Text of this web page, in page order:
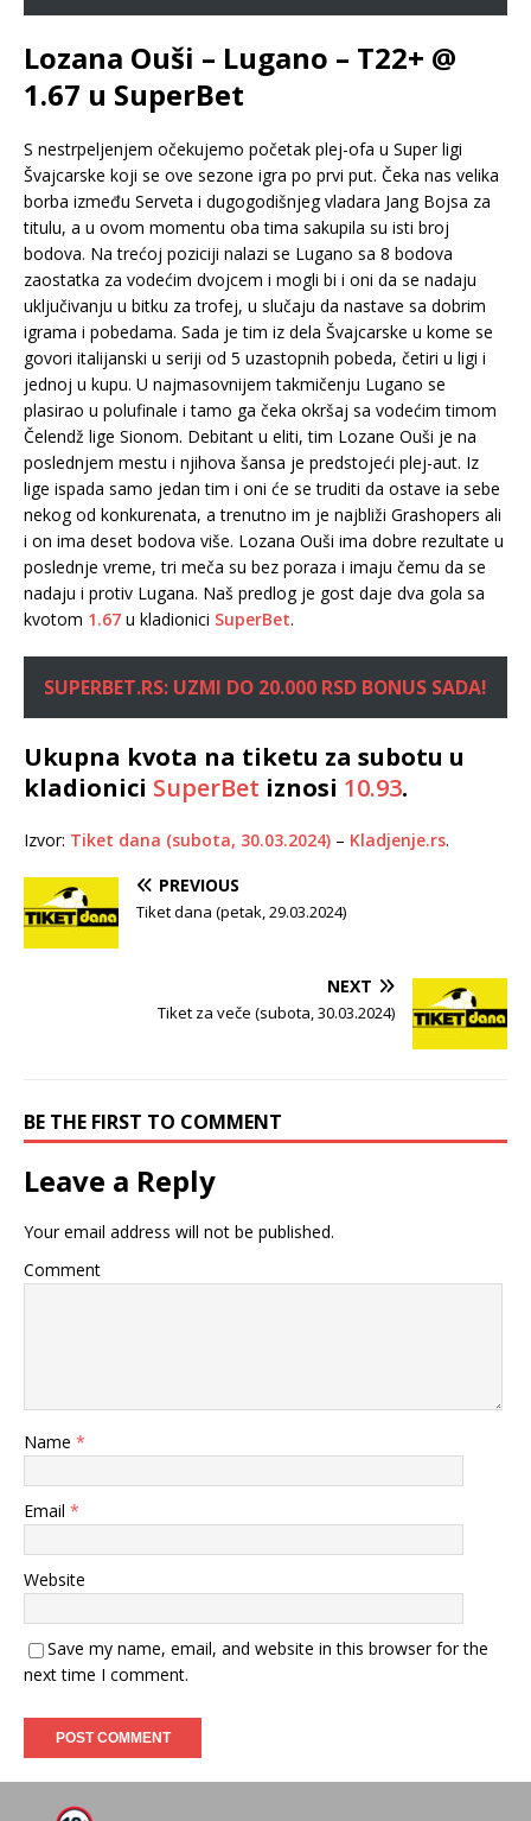
Lozana Ouši – Lugano – T22+ @
1.67 u SuperBet
S nestrpeljenjem očekujemo početak plej-ofa u Super ligi
Švajcarske koji se ove sezone igra po prvi put. Čeka nas velika
borba između Serveta i dugogodišnjeg vladara Jang Bojsa za
titulu, a u ovom momentu oba tima sakupila su isti broj
bodova. Na trećoj poziciji nalazi se Lugano sa 8 bodova
zaostatka za vodećim dvojcem i mogli bi i oni da se nadaju
uključivanju u bitku za trofej, u slučaju da nastave sa dobrim
igrama i pobedama. Sada je tim iz dela Švajcarske u kome se
govori italijanski u seriji od 5 uzastopnih pobeda, četiri u ligi i
jednoj u kupu. U najmasovnijem takmičenju Lugano se
plasirao u polufinale i tamo ga čeka okršaj sa vodećim timom
Čelendž lige Sionom. Debitant u eliti, tim Lozane Ouši je na
poslednjem mestu i njihova šansa je predstojeći plej-aut. Iz
lige ispada samo jedan tim i oni će se truditi da ostave ia sebe
nekog od konkurenata, a trenutno im je najbliži Grashopers ali
i on ima deset bodova više. Lozana Ouši ima dobre rezultate u
poslednje vreme, tri meča su bez poraza i imaju čemu da se
nadaju i protiv Lugana. Naš predlog je gost daje dva gola sa
kvotom 1.67 u kladionici SuperBet.
SUPERBET.RS: UZMI DO 20.000 RSD BONUS SADA!
Ukupna kvota na tiketu za subotu u
kladionici SuperBet iznosi 10.93.
Izvor: Tiket dana (subota, 30.03.2024) – Kladjenje.rs.
PREVIOUS
Tiket dana (petak, 29.03.2024)
NEXT
Tiket za veče (subota, 30.03.2024)
BE THE FIRST TO COMMENT
Leave a Reply
Your email address will not be published.
Comment
Name *
Email *
Website
Save my name, email, and website in this browser for the
next time I comment.